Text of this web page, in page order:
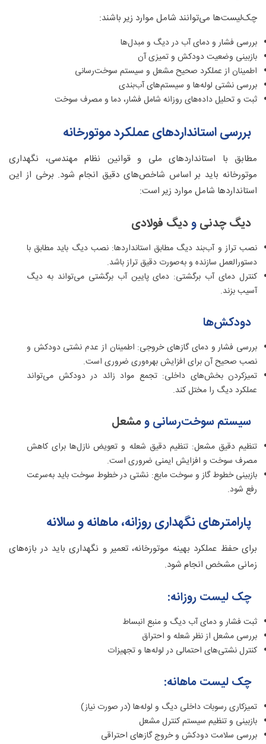
چک‌لیست‌ها می‌توانند شامل موارد زیر باشند:
بررسی فشار و دمای آب در دیگ و مبدل‌ها
بازبینی وضعیت دودکش و تمیزی آن
اطمینان از عملکرد صحیح مشعل و سیستم سوخت‌رسانی
بررسی نشتی لوله‌ها و سیستم‌های آب‌بندی
ثبت و تحلیل داده‌های روزانه شامل فشار، دما و مصرف سوخت
بررسی استانداردهای عملکرد موتورخانه
مطابق با استانداردهای ملی و قوانین نظام مهندسی، نگهداری
موتورخانه باید بر اساس شاخص‌های دقیق انجام شود. برخی از این
استانداردها شامل موارد زیر است:
دیگ‌ چدنیودیگ فولادی
نصب تراز و آب‌بند دیگ مطابق استانداردها: نصب دیگ باید مطابق با
دستورالعمل سازنده و به‌صورت دقیق تراز باشد.
کنترل دمای آب برگشتی: دمای پایین آب برگشتی می‌تواند به دیگ
آسیب بزند.
دودکش‌ها
بررسی فشار و دمای گازهای خروجی: اطمینان از عدم نشتی دودکش و
نصب صحیح آن برای افزایش بهره‌وری ضروری است.
تمیزکردن بخش‌های داخلی: تجمع مواد زائد در دودکش می‌تواند
عملکرد دیگ را مختل کند.
سیستم سوخت‌رسانی ومشعل
تنظیم دقیق مشعل: تنظیم دقیق شعله و تعویض نازل‌ها برای کاهش
مصرف سوخت و افزایش ایمنی ضروری است.
بازبینی خطوط گاز و سوخت مایع: نشتی در خطوط سوخت باید به‌سرعت
رفع شود.
پارامترهای نگهداری روزانه، ماهانه و سالانه
برای حفظ عملکرد بهینه موتورخانه، تعمیر و نگهداری باید در بازه‌های
زمانی مشخص انجام شود.
چک‌ لیست روزانه:
ثبت فشار و دمای آب دیگ و منبع انبساط
بررسی مشعل از نظر شعله و احتراق
کنترل نشتی‌های احتمالی در لوله‌ها و تجهیزات
چک‌ لیست ماهانه:
تمیزکاری رسوبات داخلی دیگ و لوله‌ها (در صورت نیاز)
بازبینی و تنظیم سیستم کنترل مشعل
بررسی سلامت دودکش و خروج گازهای احتراقی